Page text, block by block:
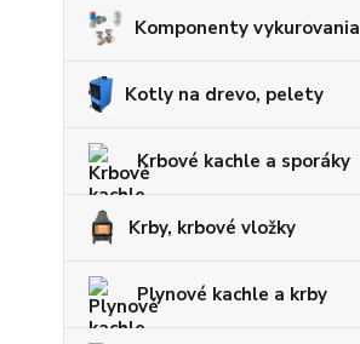
Komponenty vykurovania
Kotly na drevo, pelety
Krbové kachle a sporáky
Krby, krbové vložky
Plynové kachle a krby